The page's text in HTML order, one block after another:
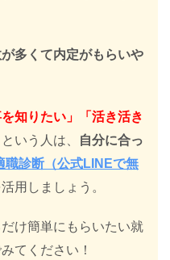
多くて内定がもらいや
知りたい」「活き活き
という人は、
自分に合っ
職診断（公式LINEで無
用しましょう。
け簡単にもらいたい就
てください！